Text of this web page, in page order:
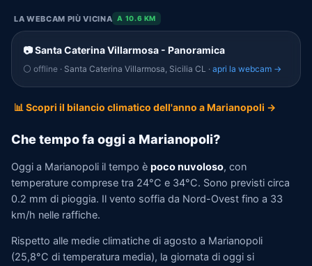
LA WEBCAM PIÙ VICINA A 10.6 KM
📷 Santa Caterina Villarmosa - Panoramica
⚪ offline · Santa Caterina Villarmosa, Sicilia CL · apri la webcam →
📊 Scopri il bilancio climatico dell'anno a Marianopoli →
Che tempo fa oggi a Marianopoli?
Oggi a Marianopoli il tempo è poco nuvoloso, con
temperature comprese tra 24°C e 34°C. Sono previsti circa
0.2 mm di pioggia. Il vento soffia da Nord-Ovest fino a 33
km/h nelle raffiche.
Rispetto alle medie climatiche di agosto a Marianopoli
(25,8°C di temperatura media), la giornata di oggi si